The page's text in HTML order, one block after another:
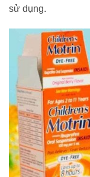
sử dụng.